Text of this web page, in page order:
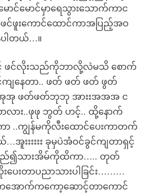
င်မောင်မှာရေသွားသောက်ကာင
ဖူးကောင်ထောင်ကာအပြည့်အဝ
ပါတယ်…။
ဖင်လိုးသည်ကိုဘာလို့လဲမသိ စောက်
ကျနေတာ.. ဖတ် ဖတ် ဖတ် ဖွတ်
ဖတ်ဖတ်ဘုဘု အားးအအအ င
လား..ဖုဖု ဘွတ် ဟင့်.. ထို့နောက်
ာ ..ကျွန်မကိုလီးထောင်ပေးကာတက်
အူးးးးးး ခုမှပဲအံဝင်ခွင်ကျတာရှင့်
ရှည်၍သားအိမ်ကိုထိကာ….. တုတ်
ေးတာပညာသားပါခြင်း………
အောက်ကကော့ဆောင့်တာကောင်